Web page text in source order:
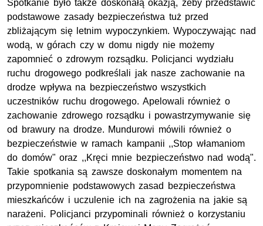
Spotkanie było także doskonałą okazją, żeby przedstawić
podstawowe zasady bezpieczeństwa tuż przed
zbliżającym się letnim wypoczynkiem. Wypoczywając nad
wodą, w górach czy w domu nigdy nie możemy
zapomnieć o zdrowym rozsądku. Policjanci wydziału
ruchu drogowego podkreślali jak nasze zachowanie na
drodze wpływa na bezpieczeństwo wszystkich
uczestników ruchu drogowego. Apelowali również o
zachowanie zdrowego rozsądku i powastrzymywanie się
od brawury na drodze. Mundurowi mówili również o
bezpieczeństwie w ramach kampanii ,,Stop włamaniom
do domów" oraz ,,Kręci mnie bezpieczeństwo nad wodą".
Takie spotkania są zawsze doskonałym momentem na
przypomnienie podstawowych zasad bezpieczeństwa
mieszkańców i uczulenie ich na zagrożenia na jakie są
narażeni. Policjanci przypominali również o korzystaniu